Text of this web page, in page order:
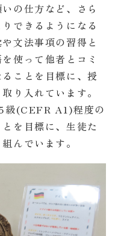
の仕方など、さら
できるようになる
文法事項の習得と
使って他者とコミ
ことを目標に、授
り入れています。
級(CEFR A1)程度の
を目標に、生徒た
んでいます。